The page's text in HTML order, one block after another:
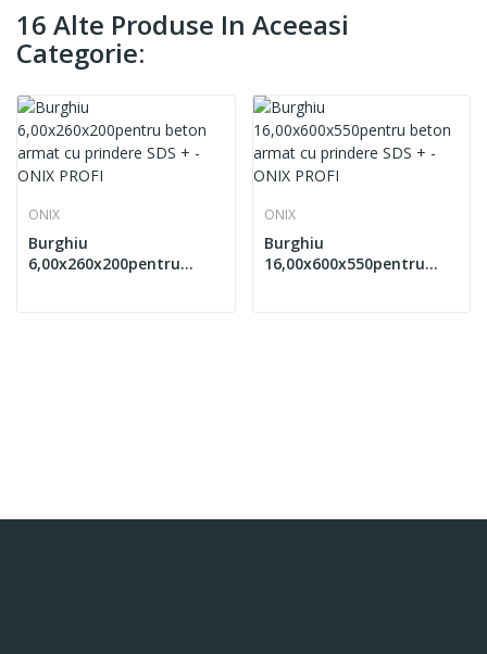
16 Alte Produse In Aceeasi
Categorie:
ONIX
Burghiu
6,00x260x200pentru
ONIX
Burghiu
16,00x600x550pentru